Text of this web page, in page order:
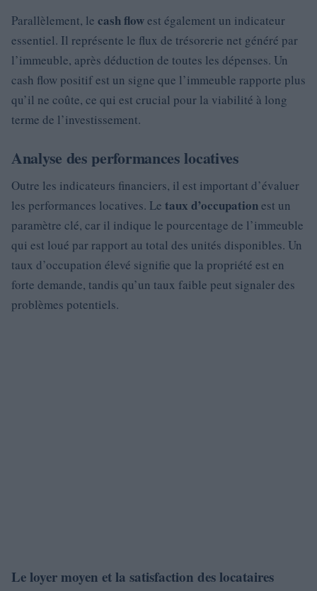
Parallèlement, le cash flowest également un indicateur
essentiel. Il représente le flux de trésorerie net généré par
l’immeuble, après déduction de toutes les dépenses. Un
cash flow positif est un signe que l’immeuble rapporte plus
qu’il ne coûte, ce qui est crucial pour la viabilité à long
terme de l’investissement.
Analyse des performances locatives
Outre les indicateurs financiers, il est important d’évaluer
les performances locatives. Le taux d’occupationest un
paramètre clé, car il indique le pourcentage de l’immeuble
qui est loué par rapport au total des unités disponibles. Un
taux d’occupation élevé signifie que la propriété est en
forte demande, tandis qu’un taux faible peut signaler des
problèmes potentiels.
Le loyer moyen et la satisfaction des locataires